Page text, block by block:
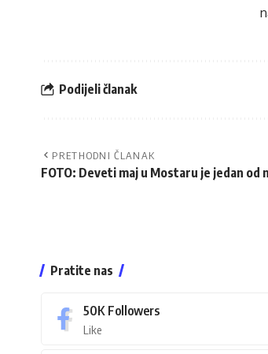
Podijeli članak
PRETHODNI ČLANAK
FOTO: Deveti maj u Mostaru je jedan
Pratite nas
50K Followers
Like